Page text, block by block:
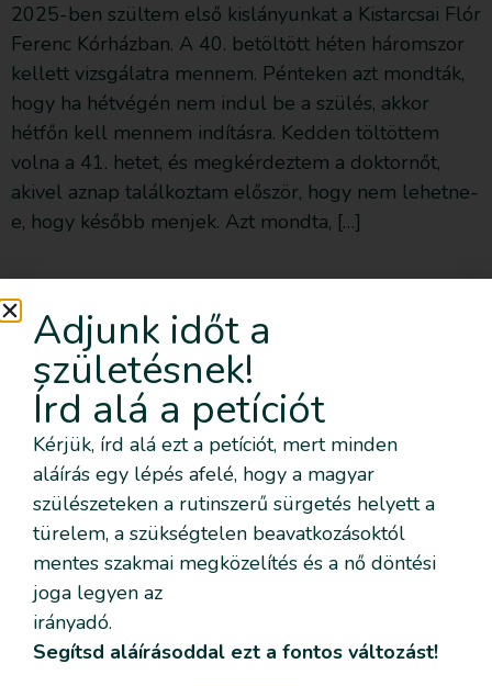
2025-ben szültem első kislányunkat a Kistarcsai Flór
Ferenc Kórházban. A 40. betöltött héten háromszor
kellett vizsgálatra mennem. Pénteken azt mondták,
hogy ha hétvégén nem indul be a szülés, akkor
hétfőn kell mennem indításra. Kedden töltöttem
volna a 41. hetet, és megkérdeztem a doktornőt,
akivel aznap találkoztam először, hogy nem lehetne-
e, hogy később menjek. Azt mondta, […]
Küldj üzenetet
Elolvastam és elogadom az
nyilatkozatban
Adjunk időt a
születésnek!
Írd alá a petíciót
Kérjük, írd alá ezt a petíciót, mert minden
aláírás egy lépés afelé, hogy a magyar
szülészeteken a rutinszerű sürgetés helyett a
türelem, a szükségtelen beavatkozásoktól
mentes szakmai megközelítés és a nő döntési
joga legyen az
irányadó.
Segítsd aláírásoddal ezt a fontos változást!